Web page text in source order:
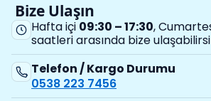
Bize Ulaşın
Hafta içi 09:30 – 17:30,
saatleri arasında bize
Telefon / Kargo Durumu
0538 223 7456